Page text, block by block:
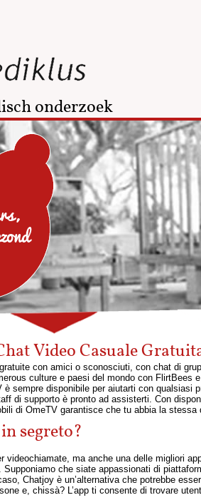
onderzoek
Video Casuale
con amici o sconosciuti, con chat di
culture e paesi del mondo con
è sempre disponibile per aiutarti con
di supporto è pronto ad assisterti. Con
di OmeTV garantisce che tu abbia la
segreto?
videochiamate, ma anche una delle migliori
che siate appassionati di
Chatjoy è un’alternativa che potrebbe
e, chissà? L’app ti consente di trovare